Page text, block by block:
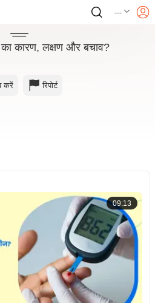
---
कारण, लक्षण और बचाव?
करें रिपोर्ट
09:13